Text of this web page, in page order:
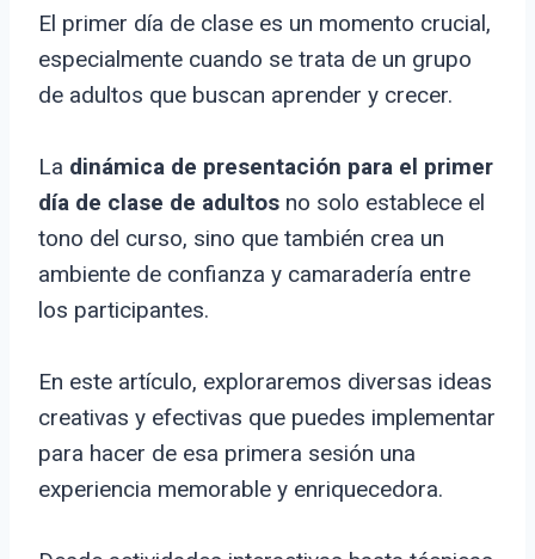
El primer día de clase es un momento crucial,
especialmente cuando se trata de un grupo
de adultos que buscan aprender y crecer.
La dinámica de presentación para el primer
día de clase de adultos no solo establece el
tono del curso, sino que también crea un
ambiente de confianza y camaradería entre
los participantes.
En este artículo, exploraremos diversas ideas
creativas y efectivas que puedes implementar
para hacer de esa primera sesión una
experiencia memorable y enriquecedora.